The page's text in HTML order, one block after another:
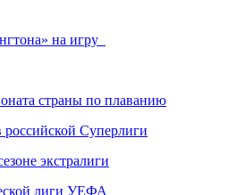
на игру
страны по плаванию
Суперлиги
экстралиги
лиги УЕФА